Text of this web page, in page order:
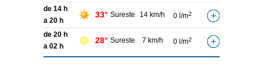
de 14 h
a 20 h
33° Sureste 14 km/h 0 l/m2
de 20 h
a 02 h
28° Sureste 7 km/h 0 l/m2